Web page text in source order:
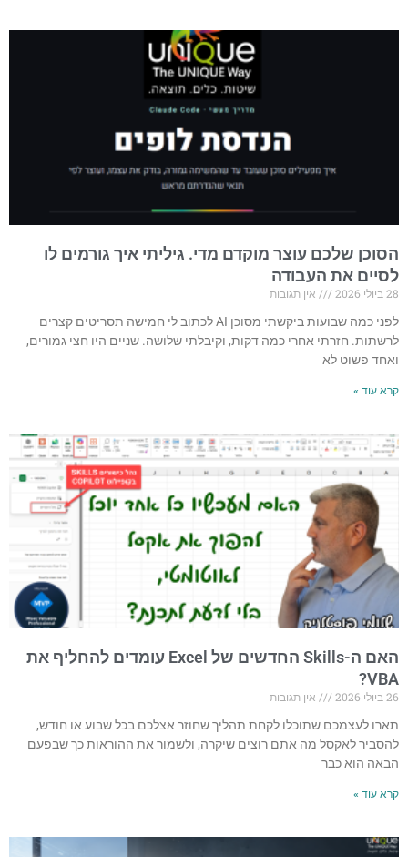
הסוכן שלכם עוצר מוקדם מדי. גיליתי איך גורמים לו
לסיים את העבודה
28 ביולי 2026
אין תגובות
לפני כמה שבועות ביקשתי מסוכן AI לכתוב לי חמישה תסריטים קצרים
לרשתות. חזרתי אחרי כמה דקות, וקיבלתי שלושה. שניים היו חצי גמורים,
ואחד פשוט לא
קרא עוד »
האם ה-Skills החדשים של Excel עומדים להחליף את
VBA?
26 ביולי 2026
אין תגובות
תארו לעצמכם שתוכלו לקחת תהליך שחוזר אצלכם בכל שבוע או חודש,
להסביר לאקסל מה אתם רוצים שיקרה, ולשמור את ההוראות כך שבפעם
הבאה הוא כבר
קרא עוד »